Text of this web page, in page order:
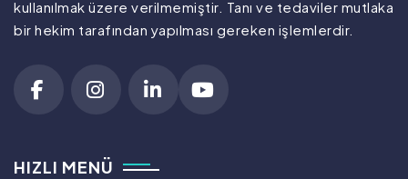
kullanılmak üzere verilmemiştir. Tanı ve tedaviler mutlaka
bir hekim tarafından yapılması gereken işlemlerdir.
HIZLI MENÜ